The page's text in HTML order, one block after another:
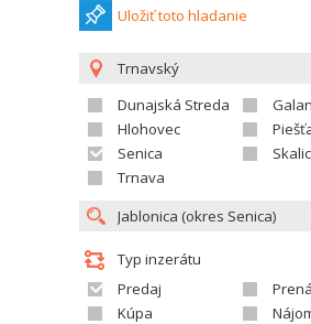
Uložiť toto hladanie
Trnavský
Dunajská Streda
Hlohovec
Senica
Trnava
Typ inzerátu
Predaj
Kúpa